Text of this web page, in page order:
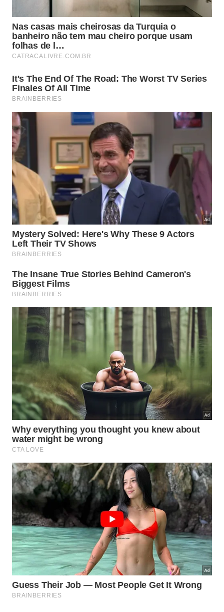
Caso perceba que o peso parou de se mover
durante o aquecimento, adote uma postura de
extrema cautela. Desligue o fogo imediatamente e
jamais tente forçar a abertura da tampa, seguindo
sempre as seguintes
diretrizes
essenciais de
proteçãodoméstica.
Desligar a chama imediatamente ao notar
Aguardar o resfriamento completo de forma
totalmente natural e paciente.
Evitar puxar ou forçar o pino sem necessidade
durante o procedimento.
Quais são os principais perigos do
acúmulo de pressão?
O maior perigo surge quando a saída do ar fica
completamente obstruída porresíduos de
alimentos, espumas ou excesso de água. Alimentos
que expandem durante o preparo conseguem atingir
a saída superior e bloquear aliberaçãode gases de
formaperigosa.